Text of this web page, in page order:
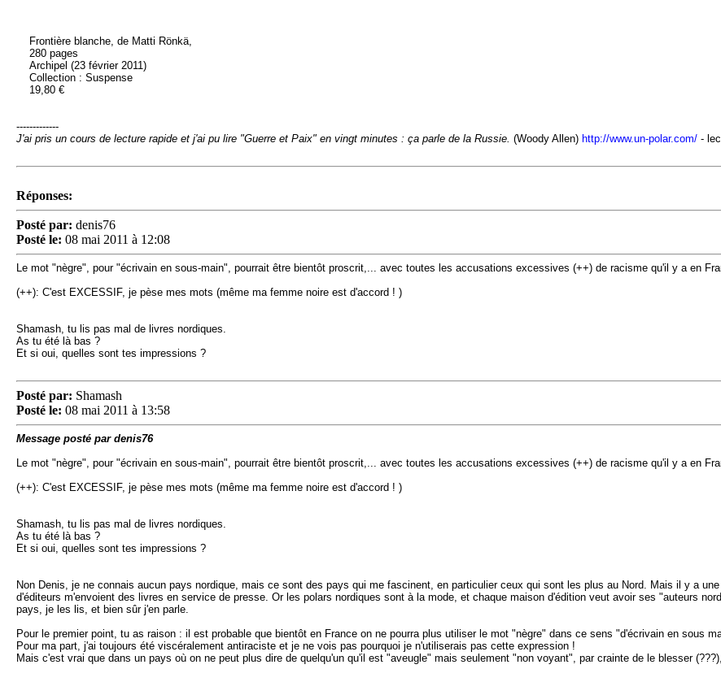
Frontière blanche, de Matti Rönkä,
280 pages
Archipel (23 février 2011)
Collection : Suspense
19,80 €
-------------
J'ai pris un cours de lecture rapide et j'ai pu lire "Guerre et Paix" en vingt minutes : ça parle de la Russie. (Woody Allen) http://www.un-polar.com/-
Réponses:
Posté par: denis76
Posté le: 08 mai 2011 à 12:08
Le mot "nègre", pour "écrivain en sous-main", pourrait être bientôt proscrit,... avec toutes les accusations excessives (++) de racisme qu'il y a en
(++): C'est EXCESSIF, je pèse mes mots (même ma femme noire est d'accord ! )
Shamash, tu lis pas mal de livres nordiques.
As tu été là bas ?
Et si oui, quelles sont tes impressions ?
Posté par: Shamash
Posté le: 08 mai 2011 à 13:58
Message posté par denis76
Le mot "nègre", pour "écrivain en sous-main", pourrait être bientôt proscrit,... avec toutes les accusations excessives (++) de racisme qu'il y a en
(++): C'est EXCESSIF, je pèse mes mots (même ma femme noire est d'accord ! )
Shamash, tu lis pas mal de livres nordiques.
As tu été là bas ?
Et si oui, quelles sont tes impressions ?
Non Denis, je ne connais aucun pays nordique, mais ce sont des pays qui me fascinent, en particulier ceux qui sont les plus au Nord. Mais il y a
d'éditeurs m'envoient des livres en service de presse. Or les polars nordiques sont à la mode, et chaque maison d'édition veut avoir ses "auteurs
pays, je les lis, et bien sûr j'en parle.
Pour le premier point, tu as raison : il est probable que bientôt en France on ne pourra plus utiliser le mot "nègre" dans ce sens "d'écrivain en sous
Pour ma part, j'ai toujours été viscéralement antiraciste et je ne vois pas pourquoi je n'utiliserais pas cette expression !
Mais c'est vrai que dans un pays où on ne peut plus dire de quelqu'un qu'il est "aveugle" mais seulement "non voyant", par crainte de le blesser